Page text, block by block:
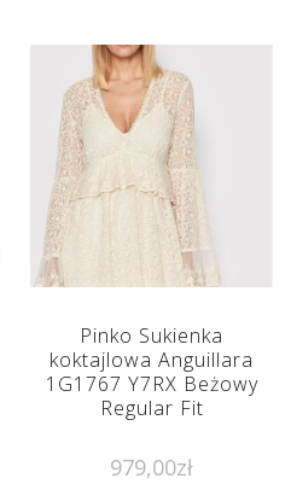
Pinko Sukienka
koktajlowa Anguillara
1G1767 Y7RX Beżowy
Regular Fit
979,00zł